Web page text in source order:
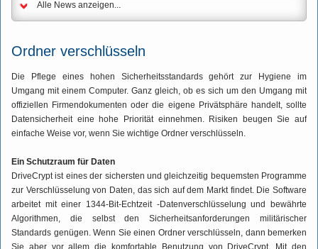
Alle News anzeigen...
Ordner verschlüsseln
Die Pflege eines hohen Sicherheitsstandards gehört zur Hygiene im
Umgang mit einem Computer. Ganz gleich, ob es sich um den Umgang mit
offiziellen Firmendokumenten oder die eigene Privätsphäre handelt, sollte
Datensicherheit eine hohe Priorität einnehmen. Risiken beugen Sie auf
einfache Weise vor, wenn Sie wichtige Ordner verschlüsseln.
Ein Schutzraum für Daten
DriveCrypt ist eines der sichersten und gleichzeitig bequemsten Programme
zur Verschlüsselung von Daten, das sich auf dem Markt findet. Die Software
arbeitet mit einer 1344-Bit-Echtzeit -Datenverschlüsselung und bewährte
Algorithmen, die selbst den Sicherheitsanforderungen militärischer
Standards genügen. Wenn Sie einen Ordner verschlüsseln, dann bemerken
Sie aber vor allem die komfortable Benutzung von DriveCrypt. Mit den